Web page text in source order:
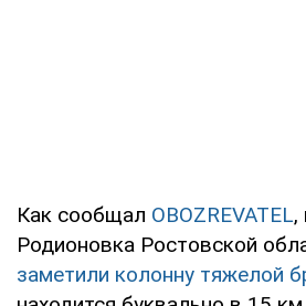
Как сообщал OBOZREVATEL,
Родионовка Ростовской
заметили колонну тяжелой